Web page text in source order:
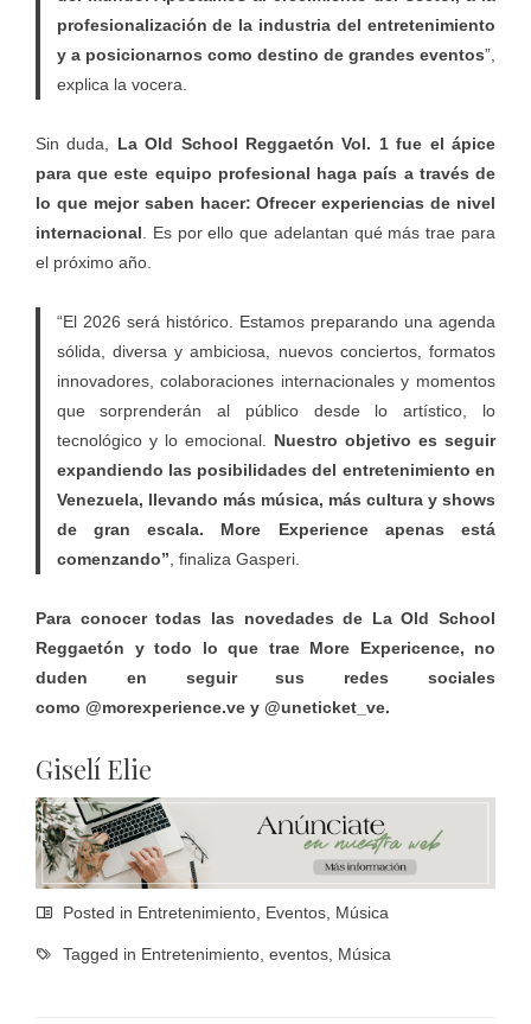
profesionalización de la industria del entretenimiento
y a posicionarnos como destino de grandes eventos”,
explica la vocera.
Sin duda, La Old School Reggaetón Vol. 1 fue el ápice
para que este equipo profesional haga país a través de
lo que mejor saben hacer: Ofrecer experiencias de nivel
internacional . Es por ello que adelantan qué más trae para
el próximo año.
“El 2026 será histórico. Estamos preparando una agenda
sólida, diversa y ambiciosa, nuevos conciertos, formatos
innovadores, colaboraciones internacionales y momentos
que sorprenderán al público desde lo artístico, lo
tecnológico y lo emocional. Nuestro objetivo es seguir
expandiendo las posibilidades del entretenimiento en
Venezuela, llevando más música, más cultura y shows
de gran escala. More Experience apenas está
comenzando” , finaliza Gasperi.
Para conocer todas las novedades de La Old School
Reggaetón y todo lo que trae More Expericence, no
duden en seguir sus redes sociales
como @morexperience.ve y @uneticket_ve.
Giselí Elie
Posted in Entretenimiento, Eventos, Música
Tagged in Entretenimiento, eventos, Música